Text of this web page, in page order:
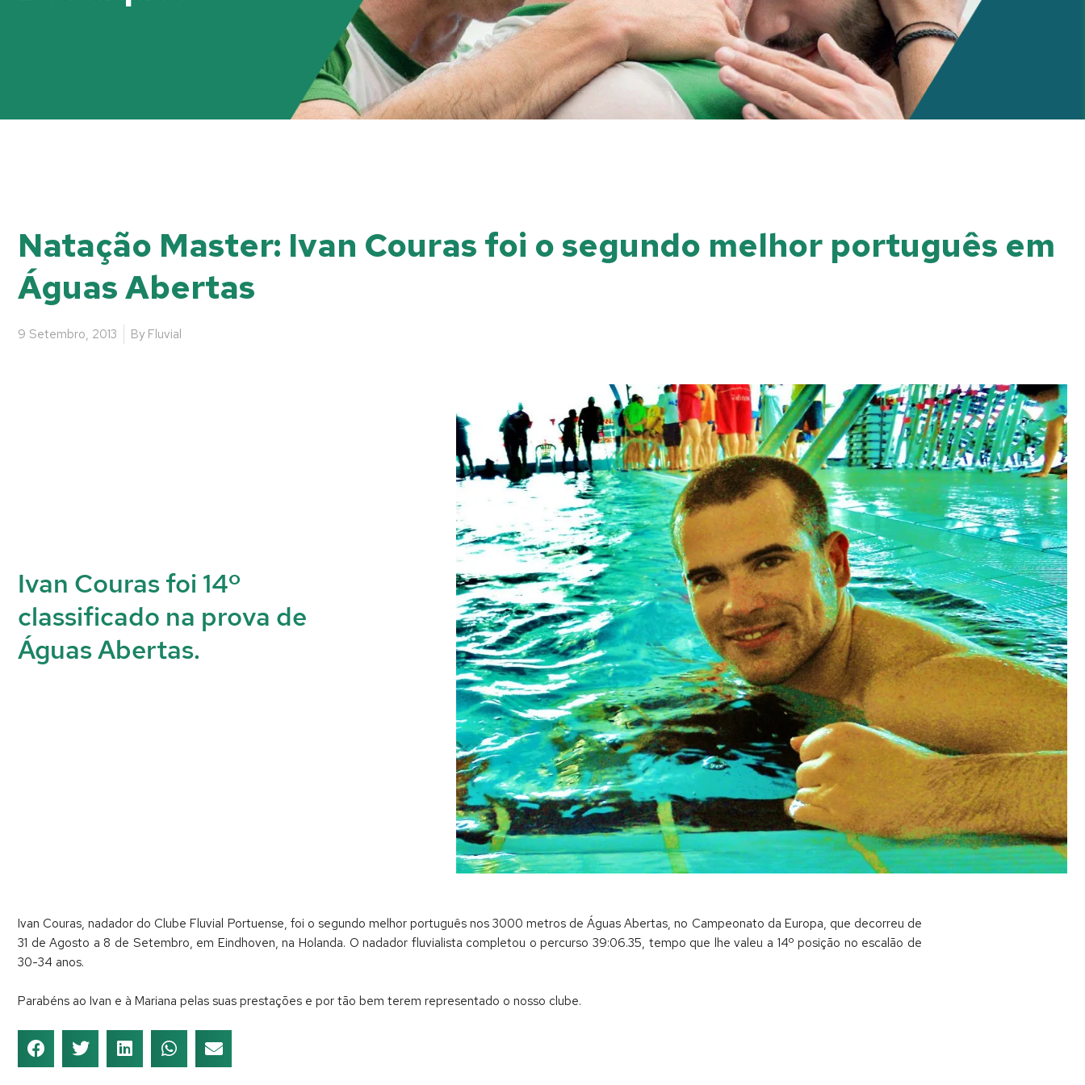
Natação Master: Ivan Couras foi o segundo melhor português em
Águas Abertas
9 Setembro, 2013 By Fluvial
Ivan Couras foi 14º
classificado na prova de
Águas Abertas.
Ivan Couras, nadador do Clube Fluvial Portuense, foi o segundo melhor português nos 3000 metros de Águas Abertas, no Campeonato da Europa, que decorreu de
31 de Agosto a 8 de Setembro, em Eindhoven, na Holanda. O nadador fluvialista completou o percurso 39:06.35, tempo que lhe valeu a 14º posição no escalão de
30-34 anos.
Parabéns ao Ivan e à Mariana pelas suas prestações e por tão bem terem representado o nosso clube.